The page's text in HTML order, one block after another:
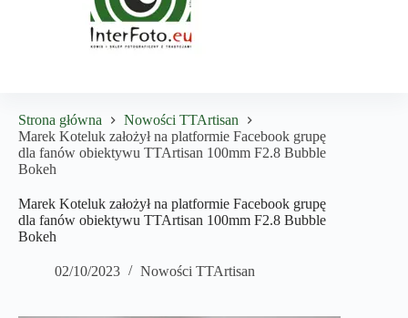
Strona główna
Nowości TTArtisan
Marek Koteluk założył na platformie Facebook grupę
dla fanów obiektywu TTArtisan 100mm F2.8 Bubble
Bokeh
Marek Koteluk założył na platformie Facebook grupę
dla fanów obiektywu TTArtisan 100mm F2.8 Bubble
Bokeh
02/10/2023 Nowości TTArtisan